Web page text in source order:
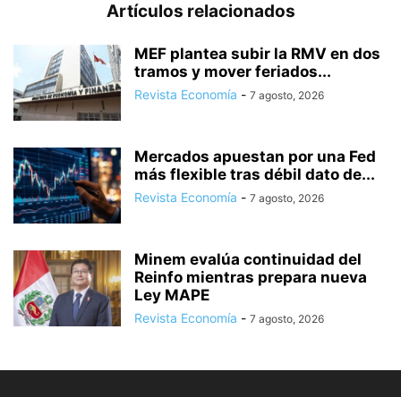
Artículos relacionados
MEF plantea subir la RMV en dos
tramos y mover feriados...
Revista Economía - 7 agosto, 2026
Mercados apuestan por una Fed
más flexible tras débil dato de...
Revista Economía - 7 agosto, 2026
Minem evalúa continuidad del
Reinfo mientras prepara nueva
Ley MAPE
Revista Economía - 7 agosto, 2026